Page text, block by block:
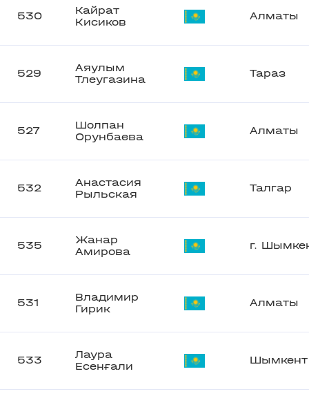
530
Кайрат
Кисиков
Алматы
529
Аяулым
Тлеугазина
Тараз
527
Шолпан
Орунбаева
Алматы
532
Анастасия
Рыльская
Талгар
535
Жанар
Амирова
г.
531
Владимир
Гирик
Алматы
533
Лаура
Есенғали
Шымкент